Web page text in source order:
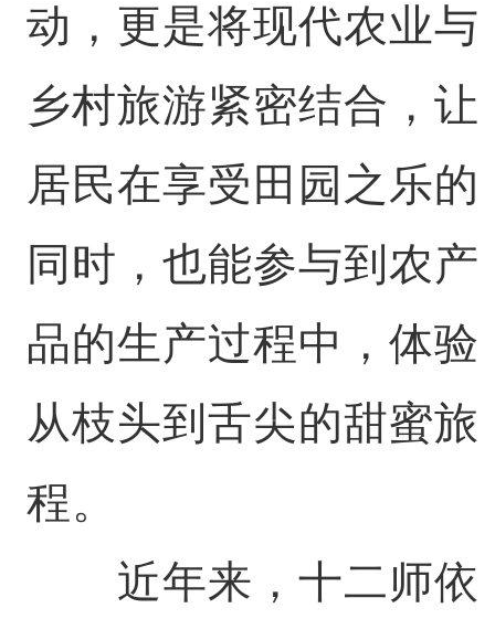
动，更是将现代农业与
乡村旅游紧密结合，让
居民在享受田园之乐的
同时，也能参与到农产
品的生产过程中，体验
从枝头到舌尖的甜蜜旅
程。
近年来，十二师依